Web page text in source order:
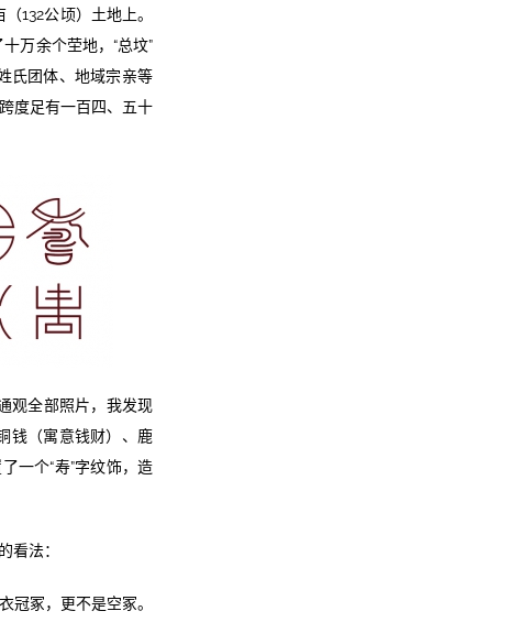
132公顷）土地上。
万余个茔地，“总坟”
氏团体、地域宗亲等
度足有一百四、五十
观全部照片，我发现
钱（寓意钱财）、鹿
一个“寿”字纹饰，造
看法：
冠冢，更不是空冢。